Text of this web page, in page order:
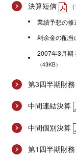
決算短信
業績予想の修
剰余金の配
2007年3月期
（43KB）
第3四半期財
中間連結決算
中間個別決算
第1四半期財